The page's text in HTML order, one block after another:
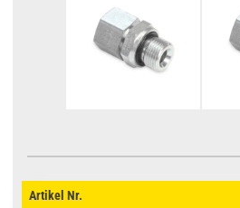
Artikel Nr.